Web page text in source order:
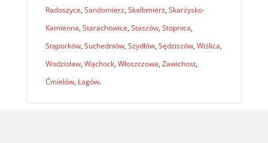
Radoszyce, Sandomierz, Skalbmierz, Skarżysko-
Kamienna, Starachowice, Staszów, Stopnica,
Stąporków, Suchedniów, Szydłów, Sędziszów, Wiślica,
Wodzisław, Wąchock, Włoszczowa, Zawichost,
Ćmielów, Łagów.